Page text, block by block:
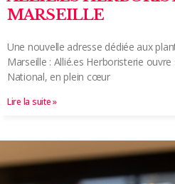
MARSEILLE
Une nouvelle adresse dédiée aux
Marseille : Allié.es Herboristerie
National, en plein cœur
Lire la suite »